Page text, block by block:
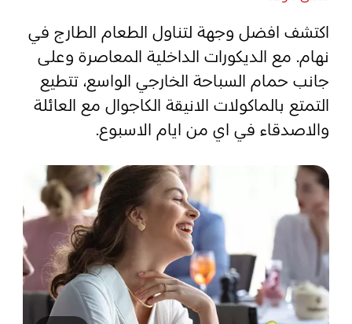
المفضلة رسم خريطة
أبو ظبي
منطقة الظفرة
دائرة الثقافة والسياحة - أبوظبي
مركز أبوظبي الوطني للمعارض والمؤتمرات
اكتشف افضل وجهة لتناول الطعام الطارج في
نهام. مع الديكورات الداخلية المعاصرة وعلى
جانب حمام السباحة الخارجي الواسع، تتطيع
التمتع بالماكولات الانيقة الكاجوال مع العائلة
والاصدقاء في اي من ايام الاسبوع.